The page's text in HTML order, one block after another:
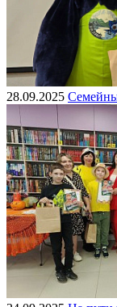
28.09.2025